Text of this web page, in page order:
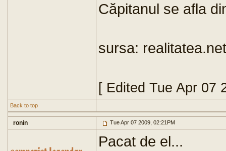
Căpitanul se afla
sursa: realitatea.net
[ Edited Tue Apr 07
Back to top
ronin Tue Apr 07 2009, 02:21PM
Pacat de el...